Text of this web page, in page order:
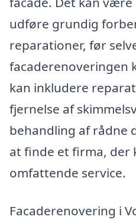
udføre grundig
reparationer, før
facaderenoveringen
kan inkludere
fjernelse af
behandling af rådne
at finde et firma, der
omfattende service.
Facaderenovering i